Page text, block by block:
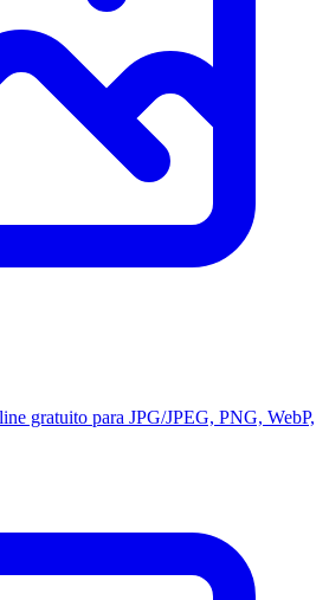
gratuito para JPG/JPEG, PNG, WebP,